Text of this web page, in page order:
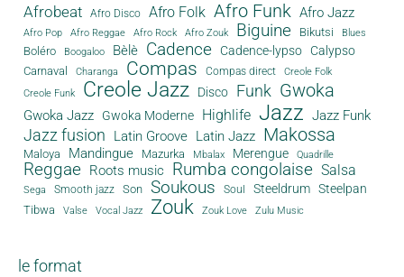
Afrobeat Afro Disco Afro Folk Afro Funk Afro Jazz
Afro Pop Afro Reggae Afro Rock Afro Zouk Biguine Bikutsi Blues
Boléro Boogaloo Bèlè Cadence Cadence-lypso Calypso
Carnaval Charanga Compas Compas direct
Creole Folk
Creole Funk
Creole Jazz Disco Funk Gwoka
Gwoka Jazz Gwoka Moderne Highlife Jazz Jazz Funk
Jazz fusion Latin Groove Latin Jazz Makossa
Maloya Mandingue Mazurka Mbalax Merengue Quadrille
Reggae Roots music Rumba congolaise Salsa
Sega Smooth jazz Son Soukous Soul Steeldrum Steelpan
Tibwa Valse Vocal Jazz Zouk Zouk Love Zulu Music
le format